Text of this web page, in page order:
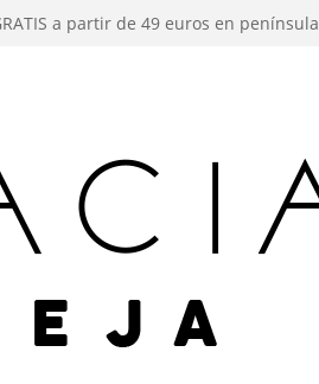
a partir de 49 euros en península